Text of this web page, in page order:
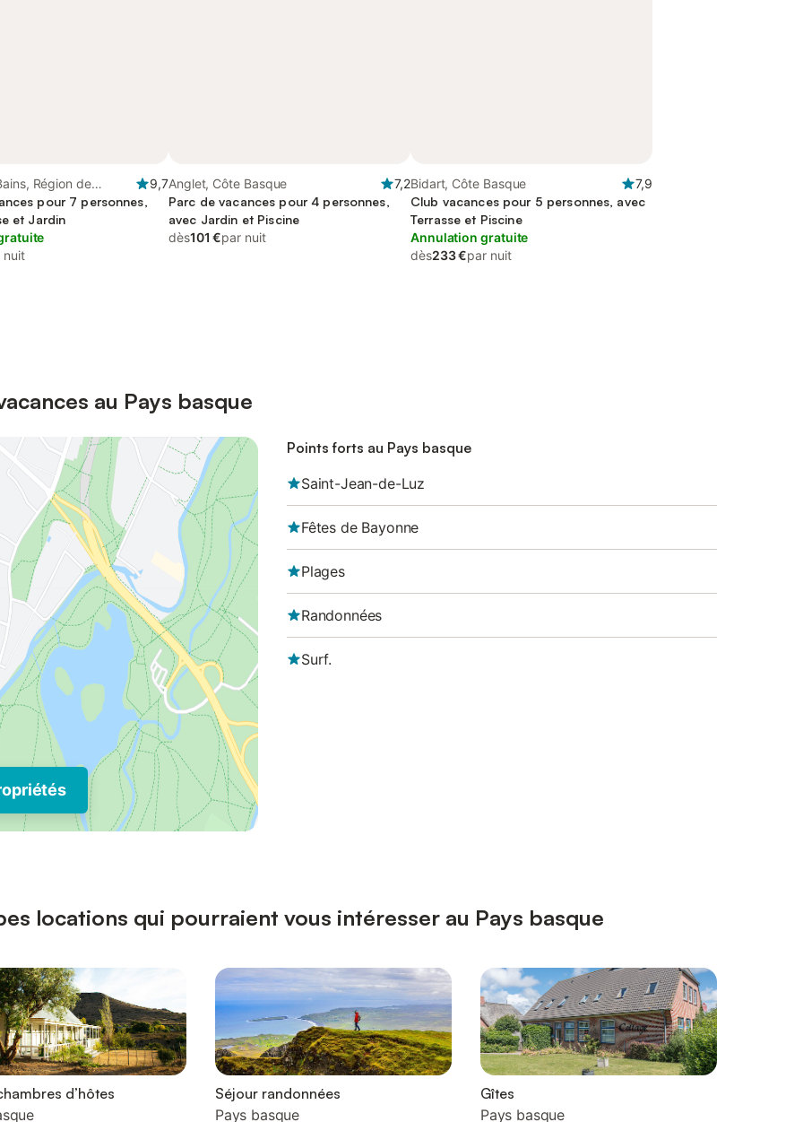
Région de
9,7
pour 7 personnes,
et Jardin
nuit
Anglet, Côte Basque
7,2
Parc de vacances pour 4 personnes,
avec Jardin et Piscine
dès101 €par nuit
Bidart, Côte Basque
7,9
Club vacances pour 5 personnes, avec
Terrasse et Piscine
Annulation gratuite
dès233 €par nuit
au Pays basque
Points forts au Pays basque
Saint-Jean-de-Luz
Fêtes de Bayonne
Plages
Randonnées
Surf.
locations qui pourraient vous intéresser au Pays basque
d’hôtes
Séjour randonnées
Pays basque
Gîtes
Pays basque